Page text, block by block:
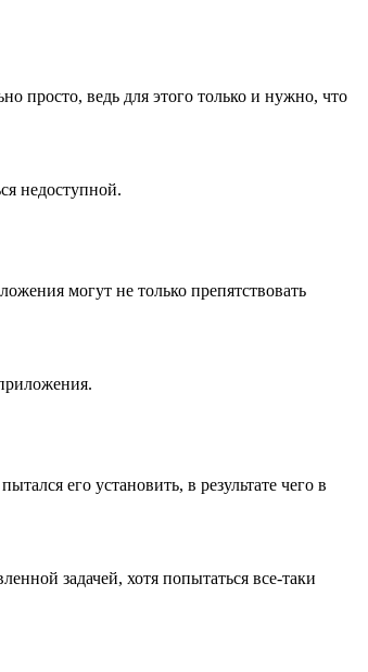
просто, ведь для этого только и нужно, что
недоступной.
могут не только препятствовать
его установить, в результате чего в
задачей, хотя попытаться все-таки